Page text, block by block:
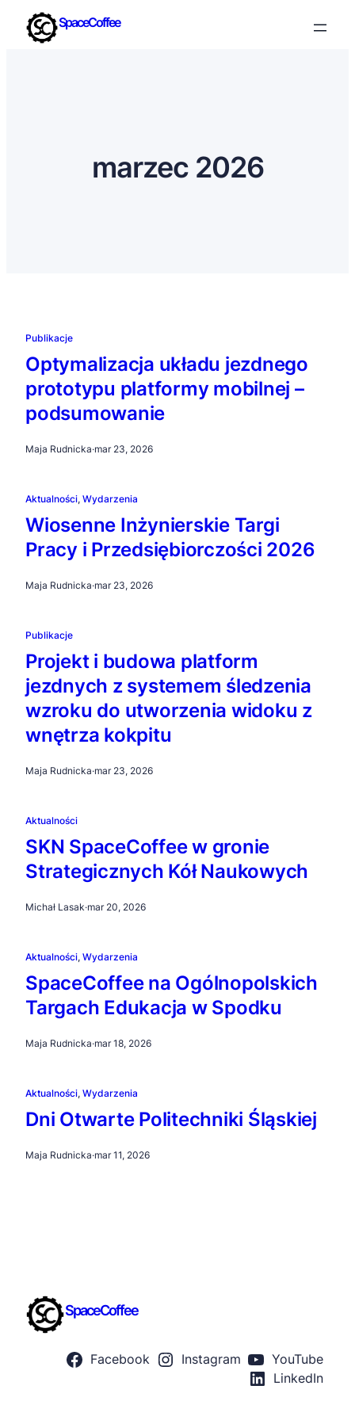
SpaceCoffee
marzec 2026
Publikacje
Optymalizacja układu jezdnego
prototypu platformy mobilnej –
podsumowanie
Maja Rudnicka·mar 23, 2026
Aktualności, Wydarzenia
Wiosenne Inżynierskie Targi
Pracy i Przedsiębiorczości 2026
Maja Rudnicka·mar 23, 2026
Publikacje
Projekt i budowa platform
jezdnych z systemem śledzenia
wzroku do utworzenia widoku z
wnętrza kokpitu
Maja Rudnicka·mar 23, 2026
Aktualności
SKN SpaceCoffee w gronie
Strategicznych Kół Naukowych
Michał Lasak·mar 20, 2026
Aktualności, Wydarzenia
SpaceCoffee na Ogólnopolskich
Targach Edukacja w Spodku
Maja Rudnicka·mar 18, 2026
Aktualności, Wydarzenia
Dni Otwarte Politechniki Śląskiej
Maja Rudnicka·mar 11, 2026
SpaceCoffee
Facebook Instagram
YouTube
LinkedIn